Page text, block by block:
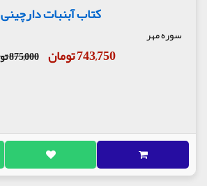
کتاب آبنبات دارچینی
سوره مهر
743,750 تومان 875,000 تومان